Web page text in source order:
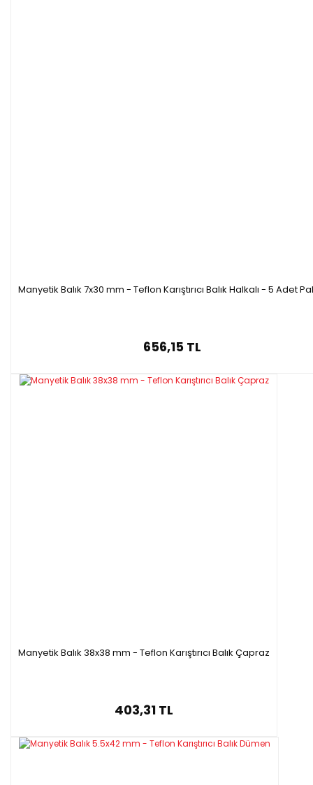
Manyetik Balık 7x30 mm - Teflon Karıştırıcı Balık Halkalı - 5 Adet
656,15 TL
Manyetik Balık 38x38 mm - Teflon Karıştırıcı Balık Çapraz
403,31 TL